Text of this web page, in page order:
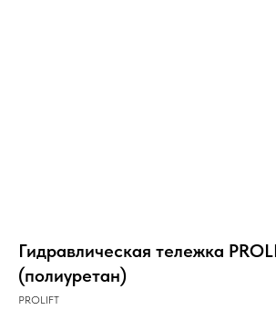
Гидравлическая тележка
(полиуретан)
PROLIFT